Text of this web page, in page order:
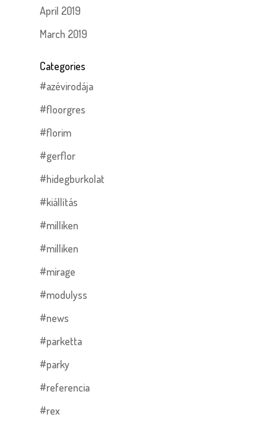
April 2019
March 2019
Categories
#azévirodája
#floorgres
#florim
#gerflor
#hidegburkolat
#kiállítás
#milliken
#milliken
#mirage
#modulyss
#news
#parketta
#parky
#referencia
#rex